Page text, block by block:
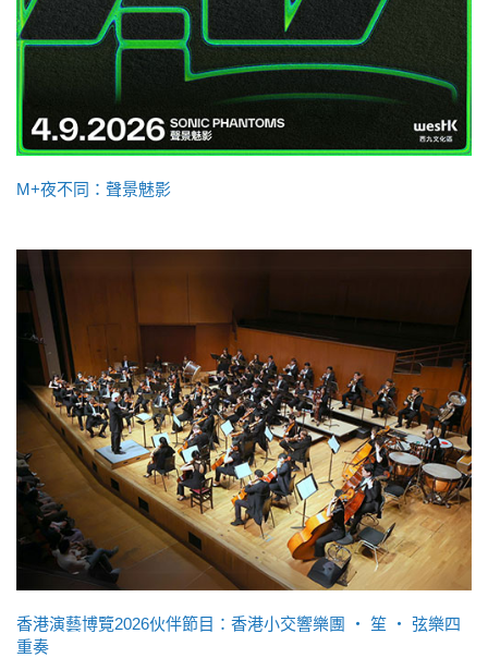
M+夜不同：聲景魅影
香港演藝博覽2026伙伴節目：香港小交響樂團 ‧ 笙 ‧ 弦樂四
重奏